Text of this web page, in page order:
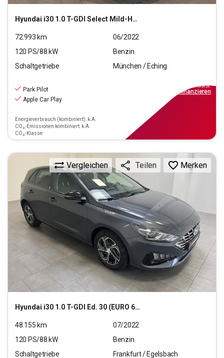
Hyundai i30 1.0 T-GDI Select Mild-Hybrid
72.993 km
06/2022
120 PS/88 kW
Benzin
Schaltgetriebe
München / Eching
Park Pilot
Apple Car Play
Energieverbrauch (kombiniert): k.A.
CO₂-Emissionen kombiniert: k.A.
CO₂-Klasse:
inkl.MwSt.
finanzieren
Hyundai i30 1.0 T-GDI Ed. 30 (EURO 6d)(OPF)
Vergleichen Teilen Merken
48.155 km
07/2022
120 PS/88 kW
Benzin
Schaltgetriebe
Frankfurt / Egelsbach